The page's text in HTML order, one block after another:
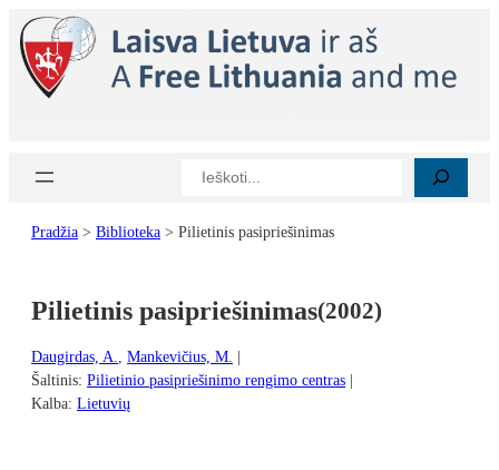
Eiti
prie
turinio
Paieška
Pradžia > Biblioteka > Pilietinis pasipriešinimas
Pilietinis pasipriešinimas(2002)
Daugirdas, A., Mankevičius, M.
Šaltinis: Pilietinio pasipriešinimo rengimo centras
Kalba: Lietuvių